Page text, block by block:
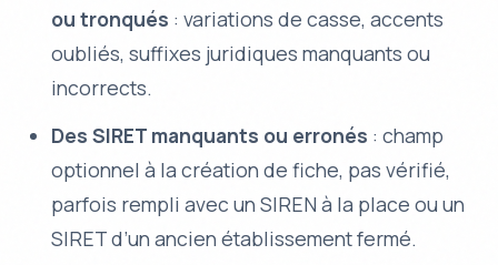
ou tronqués : variations de casse, accents
oubliés, suffixes juridiques manquants ou
incorrects.
Des SIRET manquants ou erronés : champ
optionnel à la création de fiche, pas vérifié,
parfois rempli avec un SIREN à la place ou un
SIRET d’un ancien établissement fermé.